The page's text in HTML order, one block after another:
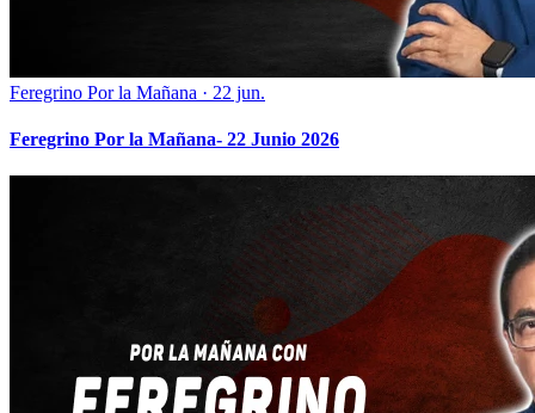
Feregrino Por la Mañana · 22 jun.
Feregrino Por la Mañana- 22 Junio 2026